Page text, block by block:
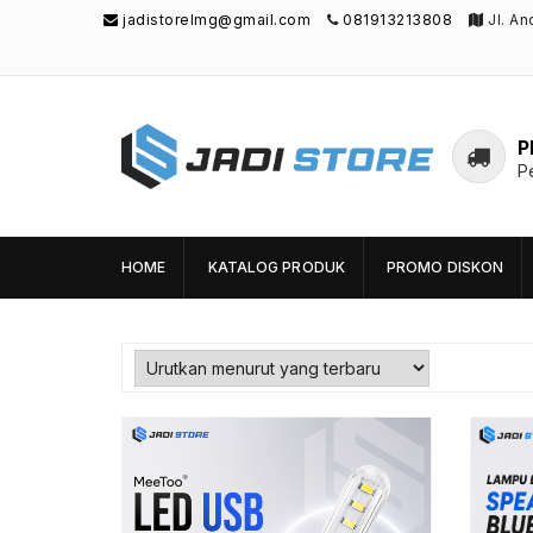
jadistorelmg@gmail.com 081913213808 Jl.
Jadi Store
Unik di Lamongan
HOME KATALOG PRODUK PROMO DISKON